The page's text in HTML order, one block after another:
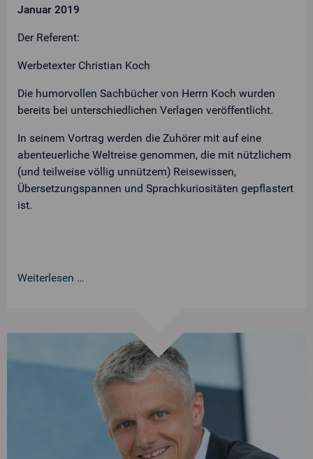
Januar 2019
Der Referent:
Werbetexter Christian Koch
Die humorvollen Sachbücher von Herrn Koch wurden
bereits bei unterschiedlichen Verlagen veröffentlicht.
In seinem Vortrag werden die Zuhörer mit auf eine
abenteuerliche Weltreise genommen, die mit nützlichem
(und teilweise völlig unnützem) Reisewissen,
Übersetzungspannen und Sprachkuriositäten gepflastert
ist.
Weiterlesen …